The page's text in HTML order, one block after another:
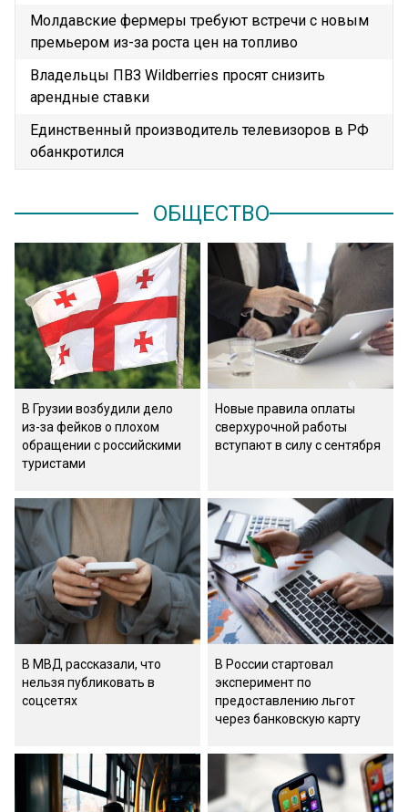
Молдавские фермеры требуют встречи с новым
премьером из-за роста цен на топливо
Владельцы ПВЗ Wildberries просят снизить
арендные ставки
Единственный производитель телевизоров в РФ
обанкротился
ОБЩЕСТВО
В Грузии возбудили дело
из-за фейков о плохом
обращении с российскими
туристами
Новые правила оплаты
сверхурочной работы
вступают в силу с сентября
В МВД рассказали, что
нельзя публиковать в
соцсетях
В России стартовал
эксперимент по
предоставлению льгот
через банковскую карту